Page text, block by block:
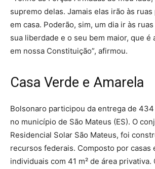
supremo delas. Jamais elas irão às
em casa. Poderão, sim, um dia ir às
sua liberdade e o seu bem maior, que é
em nossa Constituição”, afirmou.
Casa Verde e Amarela
Bolsonaro participou da entrega de
no município de São Mateus (ES). O
Residencial Solar São Mateus, foi
recursos federais. Composto por casas
individuais com 41 m² de área privativa.